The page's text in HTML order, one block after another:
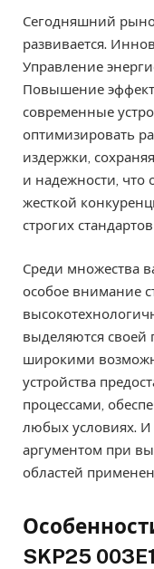
Сегодняшний
развивается.
Управление
Повышение
современные
оптимизировать
издержки,
и надежности, что
жесткой
строгих
Среди множества
особое внимание
выделяются своей
широкими
устройства
процессами,
любых условиях. И
аргументом при
областей
SKP25 003E1